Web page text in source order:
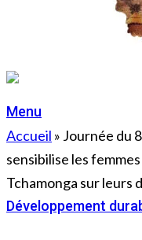
Menu
Accueil » Journée du
sensibilise les
Tchamonga sur leurs
Développement